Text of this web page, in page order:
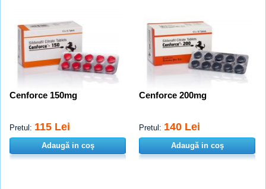
Cenforce 150mg
Pretul: 115 Lei
Adaugă in coş
Cenforce 200mg
Pretul: 140 Lei
Adaugă in coş